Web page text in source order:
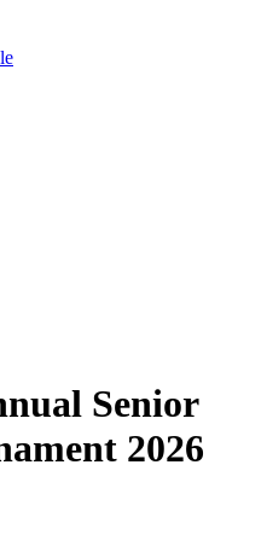
Senior
2026